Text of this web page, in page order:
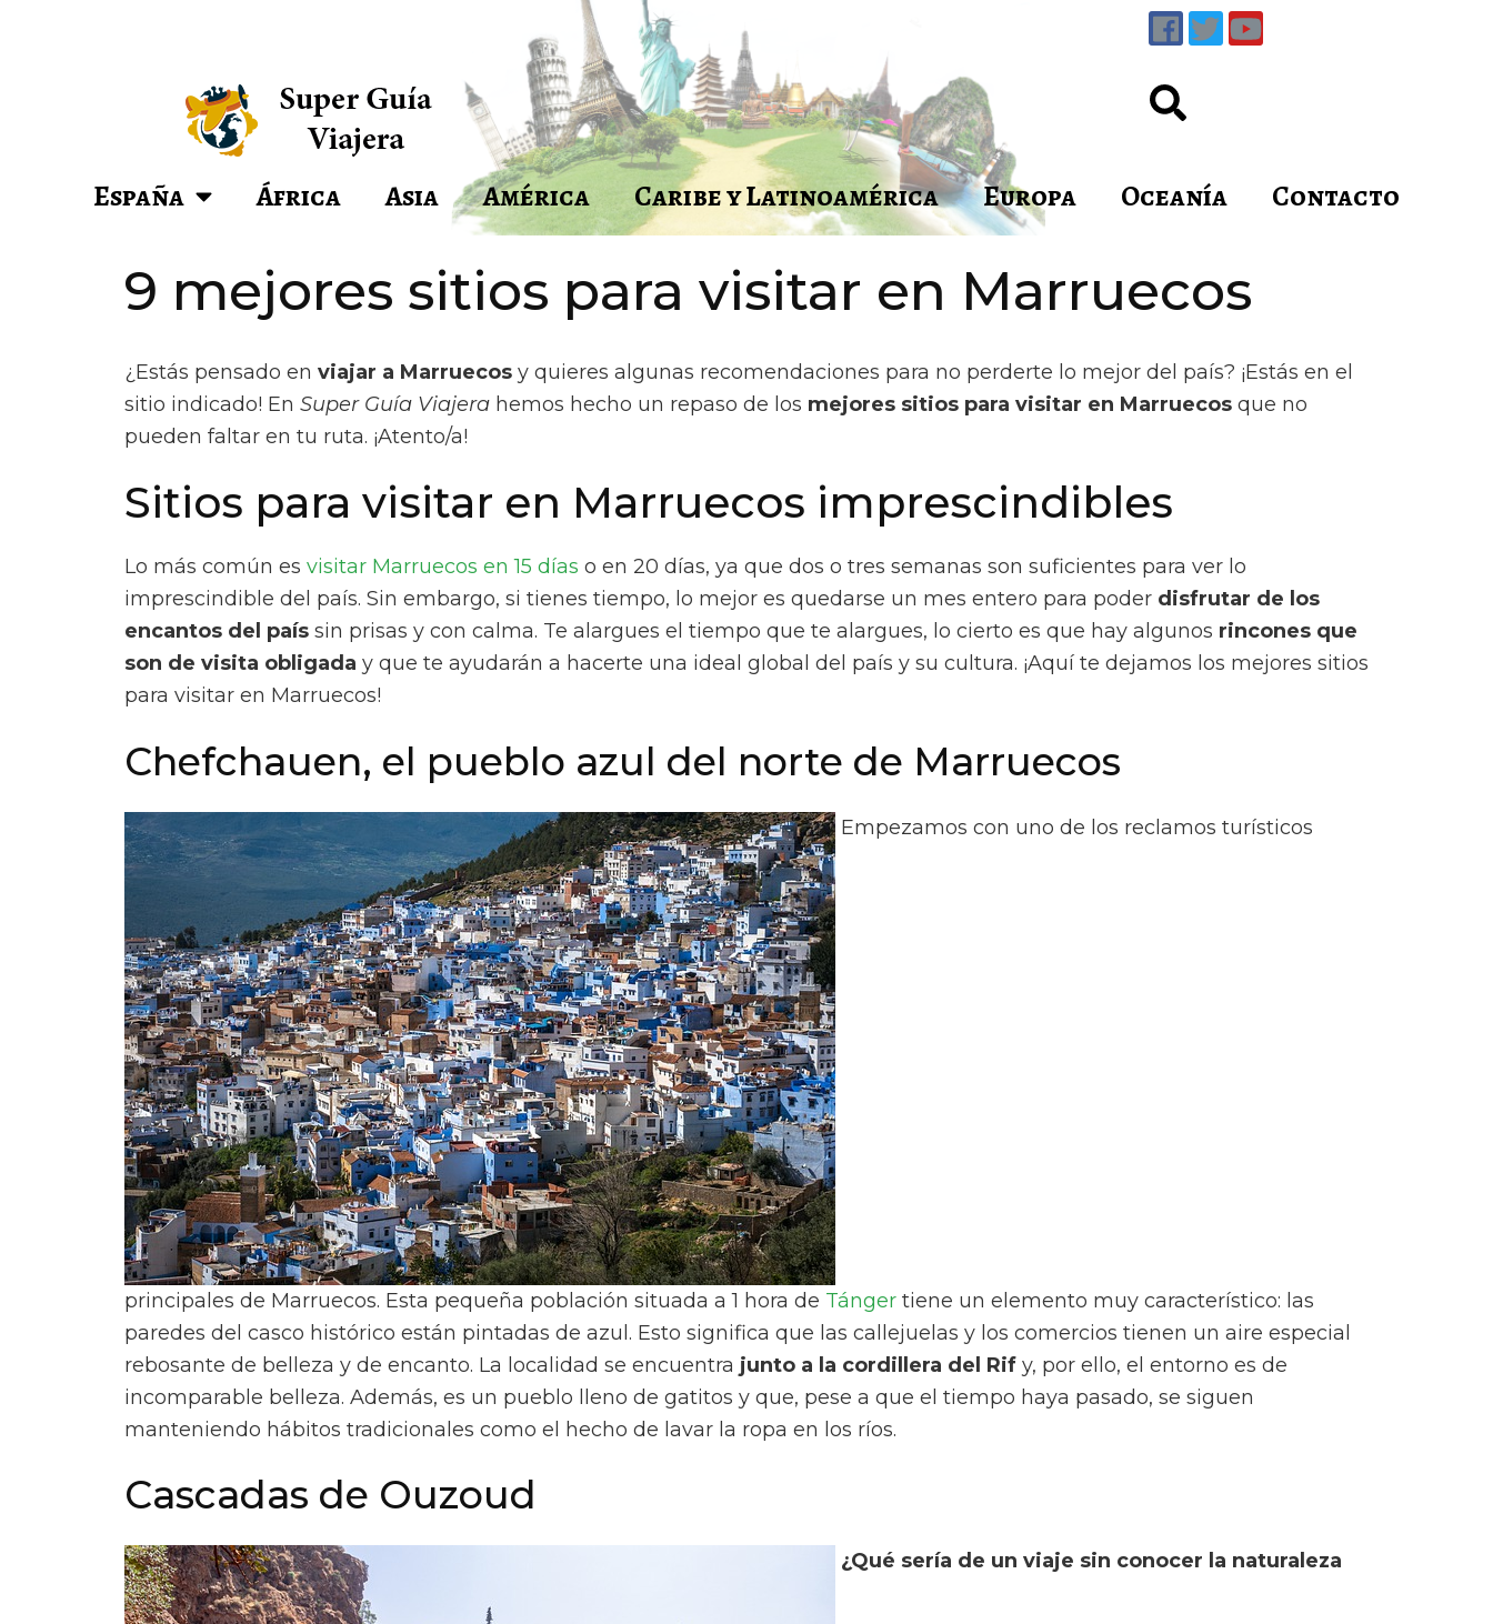
España África Asia América Caribe y Latinoamérica Europa Oceanía Contacto
9 mejores sitios para visitar en Marruecos
¿Estás pensado en viajar a Marruecos y quieres algunas recomendaciones para no perderte lo mejor del país? ¡Estás en el
sitio indicado! En Super Guía Viajera hemos hecho un repaso de los mejores sitios para visitar en Marruecos que no
pueden faltar en tu ruta. ¡Atento/a!
Sitios para visitar en Marruecos imprescindibles
Lo más común es visitar Marruecos en 15 días o en 20 días, ya que dos o tres semanas son suficientes para ver lo
imprescindible del país. Sin embargo, si tienes tiempo, lo mejor es quedarse un mes entero para poder disfrutar de los
encantos del país sin prisas y con calma. Te alargues el tiempo que te alargues, lo cierto es que hay algunos rincones que
son de visita obligada y que te ayudarán a hacerte una ideal global del país y su cultura. ¡Aquí te dejamos los mejores sitios
para visitar en Marruecos!
Chefchauen, el pueblo azul del norte de Marruecos
Empezamos con uno de los reclamos turísticos
principales de Marruecos. Esta pequeña población situada a 1 hora de Tánger tiene un elemento muy característico: las
paredes del casco histórico están pintadas de azul. Esto significa que las callejuelas y los comercios tienen un aire especial
rebosante de belleza y de encanto. La localidad se encuentra junto a la cordillera del Rif y, por ello, el entorno es de
incomparable belleza. Además, es un pueblo lleno de gatitos y que, pese a que el tiempo haya pasado, se siguen
manteniendo hábitos tradicionales como el hecho de lavar la ropa en los ríos.
Cascadas de Ouzoud
¿Qué sería de un viaje sin conocer la naturaleza